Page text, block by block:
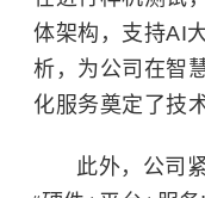
体架构，支持AI
析，为公司在智
化服务奠定了技
此外，公司